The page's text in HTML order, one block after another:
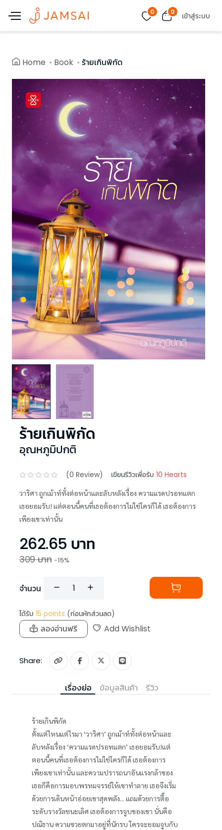
0 0 เข้าสู่ระบบ
Home Book ร้ายเกินพิกัด
ร้ายเกินพิกัด
อุณหภูมิปกติ
(0 Review) เขียนรีวิวเพื่อรับ 10 Hearts
วาริศา ถูกเม้าท์ทั้งต่อหน้าและลับหลังเรื่อง ความแรดปรอทแตก
เธอยอมรับ! แต่ตอนนี้คนที่เธอต้องการไม่ใช่ใครก็ได้ เธอต้องการ
เพียงเขาเท่านั้น
262.65 บาท
309บาท -15%
จำนวน
ได้รับ 15 points (ก่อนหักส่วนลด)
ลองอ่านฟรี Add Wishlist
Share:
เรื่องย่อ ข้อมูลสินค้า รีวิว
ร้ายเกินพิกัด
ตั้งแต่ไหนแต่ไรมา ‘วาริศา’ ถูกเม้าท์ทั้งต่อหน้าและ
ลับหลังเรื่อง ‘ความแรดปรอทแตก’ เธอยอมรับ!แต่
ตอนนี้คนที่เธอต้องการไม่ใช่ใครก็ได้ เธอต้องการ
เพียงเขาเท่านั้น และความปรารถนาอันแรงกล้าของ
เธอก็คือการมอบพรหมจรรย์ให้เขาทำลาย เธอจึงเริ่ม
ด้วยการเดินหน้าอ่อยเขาสุดพลัง... แถมด้วยการตื๊อ
ระดับรางวัลชนะเลิศ เธอต้องการจูบของเขา นั่นคือ
ปณิธาน ความซวยตกมาอยู่ที่นักรบ ใครจะยอมจูบกับ